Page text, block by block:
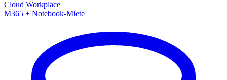
Cloud Workplace
M365 + Notebook-Miete